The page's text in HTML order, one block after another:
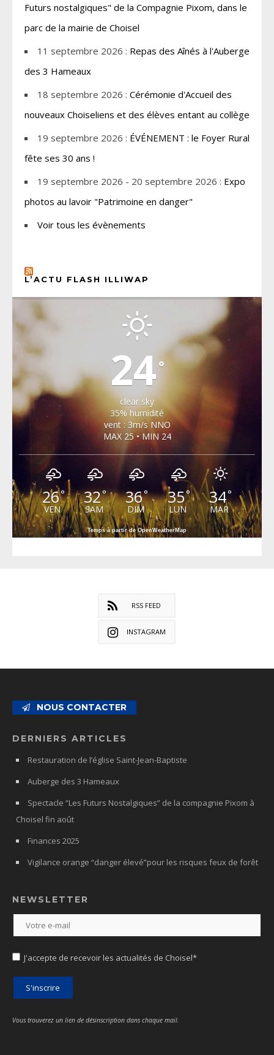
Futurs nostalgiques" de la Compagnie Pixom, dans le
parc de la mairie de Choisel
11 septembre 2026 : Repas des Aînés à l'Auberge
des 3 Hameaux
18 septembre 2026 : Cérémonie d'Accueil des
nouveaux Choiseliens et des élèves entant au collège
19 septembre 2026 : ÉVÉNEMENT : le Foyer Rural
fête ses 30 ans !
19 septembre 2026 - 20 septembre 2026 : Expo
photos au lavoir "Patrimoine en danger"
Voir tous les évènements
L’ACTU FLASH ILLIWAP
24°
clear sky
35% humidité
vent : 3m/s NNO
MAX 25 • MIN 24
26°
VEN
32°
SAM
36°
DIM
35°
LUN
34°
MAR
Temps à partir de OpenWeatherMap
RSS FEED
INSTAGRAM
NOUS CONTACTER
DERNIERS ARTICLES
Restauration de l’église Saint-Jean-Baptiste
Auberge des 3 Hameaux
Spectacle “Les Futurs Nostalgiques” de la compagnie Pixom à
Choisel fin août
Finances 2025
Vigilance orange “danger élevé”pour les risques feux de forêt
NEWSLETTER
J'accepte de recevoir les actualités de Choisel*
Vous trouverez un lien de désinscription dans chaque mail.